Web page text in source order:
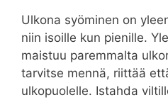
Ulkona syöminen on
niin isoille kun pienille.
maistuu paremmalta
tarvitse mennä, riittää
ulkopuolelle. Istahda